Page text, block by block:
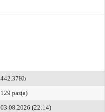
442.37Kb
129 раз(а)
03.08.2026 (22:14)